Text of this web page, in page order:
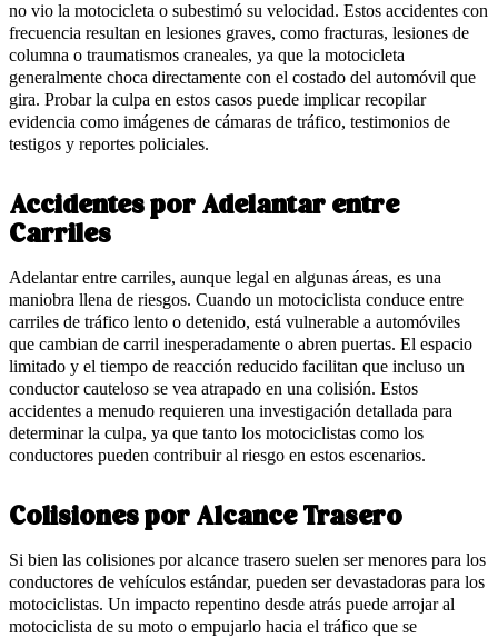
no vio la motocicleta o subestimó su velocidad. Estos accidentes con
frecuencia resultan en lesiones graves, como fracturas, lesiones de
columna o traumatismos craneales, ya que la motocicleta
generalmente choca directamente con el costado del automóvil que
gira. Probar la culpa en estos casos puede implicar recopilar
evidencia como imágenes de cámaras de tráfico, testimonios de
testigos y reportes policiales.
Accidentes por Adelantar entre
Carriles
Adelantar entre carriles, aunque legal en algunas áreas, es una
maniobra llena de riesgos. Cuando un motociclista conduce entre
carriles de tráfico lento o detenido, está vulnerable a automóviles
que cambian de carril inesperadamente o abren puertas. El espacio
limitado y el tiempo de reacción reducido facilitan que incluso un
conductor cauteloso se vea atrapado en una colisión. Estos
accidentes a menudo requieren una investigación detallada para
determinar la culpa, ya que tanto los motociclistas como los
conductores pueden contribuir al riesgo en estos escenarios.
Colisiones por Alcance Trasero
Si bien las colisiones por alcance trasero suelen ser menores para los
conductores de vehículos estándar, pueden ser devastadoras para los
motociclistas. Un impacto repentino desde atrás puede arrojar al
motociclista de su moto o empujarlo hacia el tráfico que se